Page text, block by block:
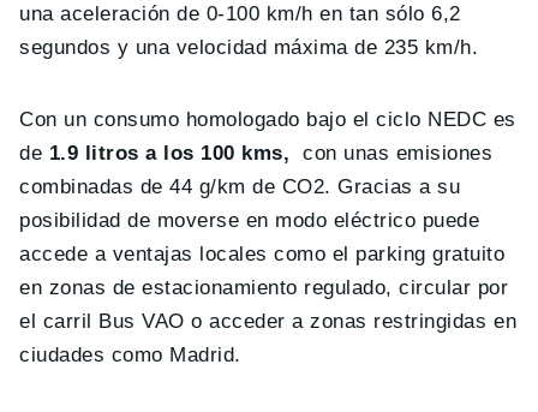
una aceleración de 0-100 km/h en tan sólo 6,2
segundos y una velocidad máxima de 235 km/h.
Con un consumo homologado bajo el ciclo NEDC es
de 1.9 litros a los 100 kms,
con unas emisiones
combinadas de 44 g/km de CO2. Gracias a su
posibilidad de moverse en modo eléctrico puede
accede a ventajas locales como el parking gratuito
en zonas de estacionamiento regulado, circular por
el carril Bus VAO o acceder a zonas restringidas en
ciudades como Madrid.